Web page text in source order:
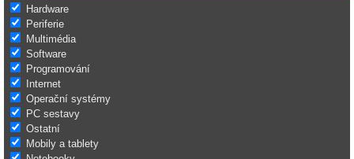
Hardware
Periferie
Multimédia
Software
Programování
Internet
Operační systémy
PC sestavy
Ostatní
Mobily a tablety